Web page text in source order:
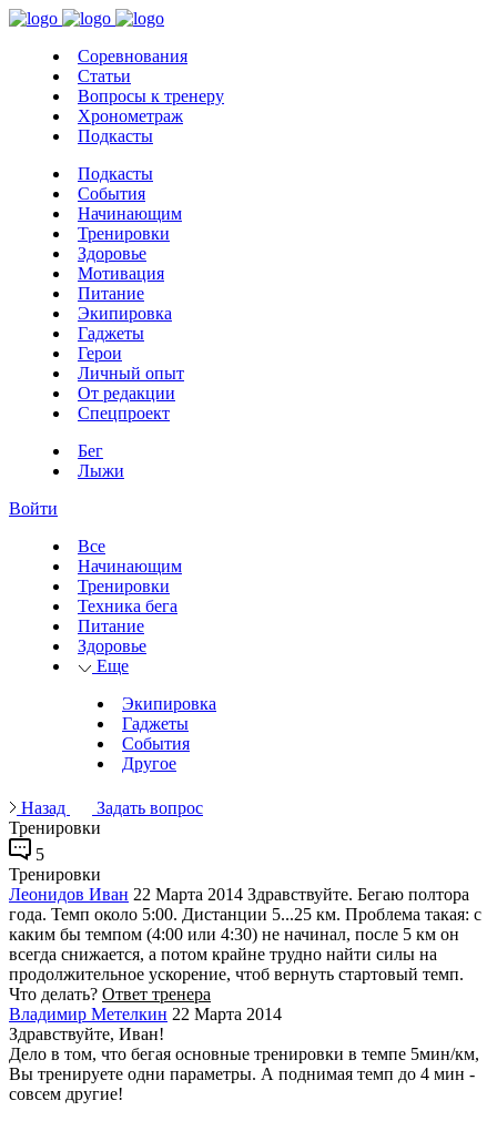
Соревнования
Статьи
Вопросы к тренеру
Хронометраж
Подкасты
Подкасты
События
Начинающим
Тренировки
Здоровье
Мотивация
Питание
Экипировка
Гаджеты
Герои
Личный опыт
От редакции
Спецпроект
Бег
Лыжи
Войти
Все
Начинающим
Тренировки
Техника бега
Питание
Здоровье
Еще
Экипировка
Гаджеты
События
Другое
Назад
Задать вопрос
Тренировки
5
Тренировки
Леонидов Иван 22 Марта 2014 Здравствуйте. Бегаю полтора
года. Темп около 5:00. Дистанции 5...25 км. Проблема такая: с
каким бы темпом (4:00 или 4:30) не начинал, после 5 км он
всегда снижается, а потом крайне трудно найти силы на
продолжительное ускорение, чтоб вернуть стартовый темп.
Что делать? Ответ тренера
Владимир Метелкин 22 Марта 2014
Здравствуйте, Иван!
Дело в том, что бегая основные тренировки в темпе 5мин/км,
Вы тренируете одни параметры. А поднимая темп до 4 мин -
совсем другие!